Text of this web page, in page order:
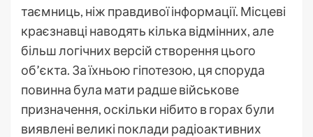
таємниць, ніж правдивої інформації. Місцеві
краєзнавці наводять кілька відмінних, але
більш логічних версій створення цього
об’єкта. За їхньою гіпотезою, ця споруда
повинна була мати радше військове
призначення, оскільки нібито в горах були
виявлені великі поклади радіоактивних